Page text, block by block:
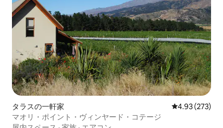
タラスの一軒家 レビュー273
4.93 (273)
マオリ・ポイント・ヴィンヤード・コテージ